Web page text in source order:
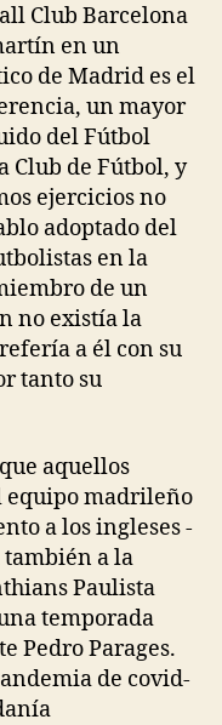
Club Barcelona
en un
de Madrid es el
un mayor
del Fútbol
Club de Fútbol, y
ejercicios no
adoptado del
en la
de un
no existía la
a él con su
tanto su
aquellos
equipo madrileño
a los ingleses -
también a la
Paulista
temporada
Pedro Parages.
de covid-